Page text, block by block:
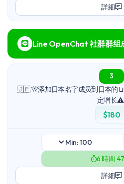
詳細
Line OpenChat 社群群组
3
🇯🇵 🎌添加日本名字成员到日本的
定增长
$180
Min: 100
6 時間
詳細